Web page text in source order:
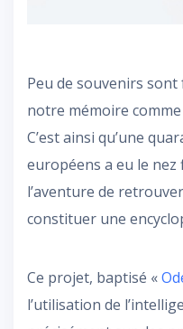
Peu de souvenirs
notre mémoire
C’est ainsi qu’une
européens a eu le nez
l’aventure de
constituer une
Ce projet, baptisé «
l’utilisation de